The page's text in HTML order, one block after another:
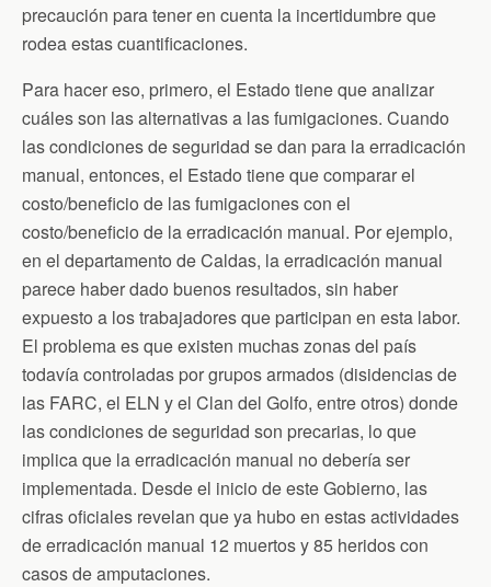
precaución para tener en cuenta la incertidumbre que
rodea estas cuantificaciones.
Para hacer eso, primero, el Estado tiene que analizar
cuáles son las alternativas a las fumigaciones. Cuando
las condiciones de seguridad se dan para la erradicación
manual, entonces, el Estado tiene que comparar el
costo/beneficio de las fumigaciones con el
costo/beneficio de la erradicación manual. Por ejemplo,
en el departamento de Caldas, la erradicación manual
parece haber dado buenos resultados, sin haber
expuesto a los trabajadores que participan en esta labor.
El problema es que existen muchas zonas del país
todavía controladas por grupos armados (disidencias de
las FARC, el ELN y el Clan del Golfo, entre otros) donde
las condiciones de seguridad son precarias, lo que
implica que la erradicación manual no debería ser
implementada. Desde el inicio de este Gobierno, las
cifras oficiales revelan que ya hubo en estas actividades
de erradicación manual 12 muertos y 85 heridos con
casos de amputaciones.